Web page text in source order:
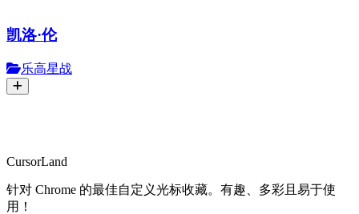
凯洛·伦
乐高星战
CursorLand
针对 Chrome 的最佳自定义光标收藏。有趣、多彩且易于使
用！